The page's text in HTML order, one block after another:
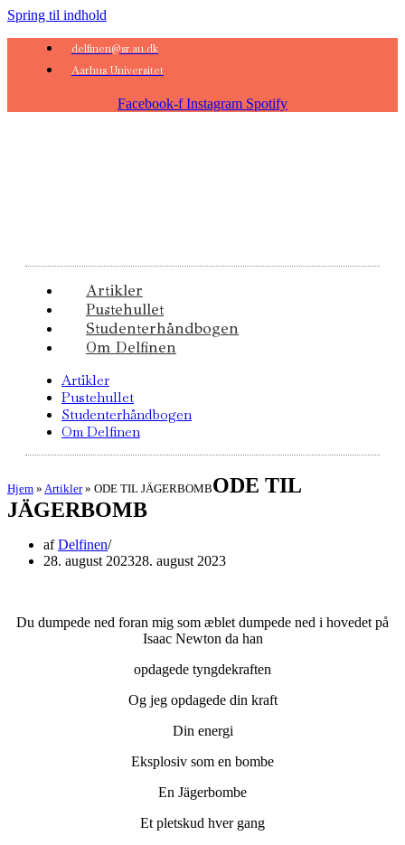
Spring til indhold
delfinen@sr.au.dk
Aarhus Universitet
Facebook-f Instagram Spotify
Artikler
Pustehullet
Studenterhåndbogen
Om Delfinen
Artikler
Pustehullet
Studenterhåndbogen
Om Delfinen
Hjem » Artikler» ODE TIL JÄGERBOMBODE TIL
JÄGERBOMB
afDelfinen
28. august 202328. august 2023
Du dumpede ned foran mig som æblet dumpede ned i hovedet på
Isaac Newton da han
opdagede tyngdekraften
Og jeg opdagede din kraft
Din energi
Eksplosiv som en bombe
En Jägerbombe
Et pletskud hver gang